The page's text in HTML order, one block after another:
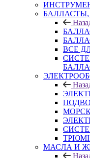
ВСЕ
МАСЛА И